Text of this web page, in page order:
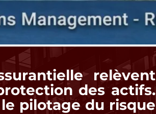
relèvent
des actifs.
pilotage du risque